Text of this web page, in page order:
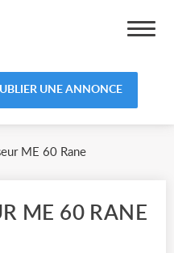
UNE ANNONCE
ME 60 Rane
ME 60 RANE